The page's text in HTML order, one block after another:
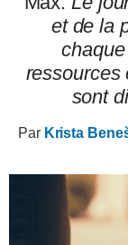
et de la
ressources
sont
Par Krista